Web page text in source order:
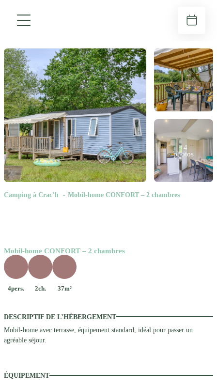
+4
photos
Camping à Crac’h Mobil-home CONFORT – 2 chambres
Mobil-home CONFORT – 2 chambres
4pers. 2ch. 37m²
DESCRIPTIF DE L’HÉBERGEMENT
Mobil-home avec terrasse, équipement standard, idéal pour passer un
agréable séjour.
ÉQUIPEMENT